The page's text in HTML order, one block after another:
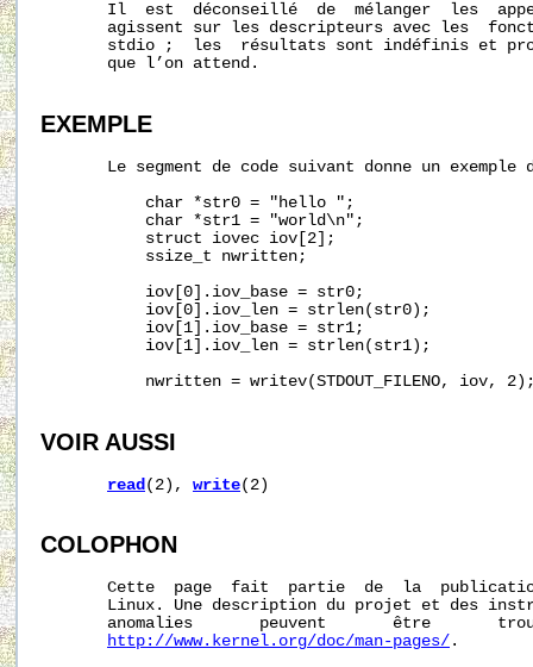
Il  est  déconseillé  de  mélanger  les
agissent sur les descripteurs avec les
stdio ;  les  résultats sont indéfinis et
       que l’on attend.
EXEMPLE
Le segment de code suivant donne un exemple
           char *str0 = "hello ";
           char *str1 = "world\n";
           struct iovec iov[2];
           ssize_t nwritten;
           iov[0].iov_base = str0;
           iov[0].iov_len = strlen(str0);
           iov[1].iov_base = str1;
           iov[1].iov_len = strlen(str1);
nwritten = writev(STDOUT_FILENO, iov,
VOIR AUSSI
read (2), write(2)
COLOPHON
Cette  page  fait  partie  de  la
Linux. Une description du projet et des
anomalies       peuvent       être
http://www.kernel.org/doc/man-pages/ .